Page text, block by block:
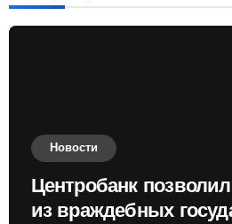
Новости
Центробанк
из враждебных